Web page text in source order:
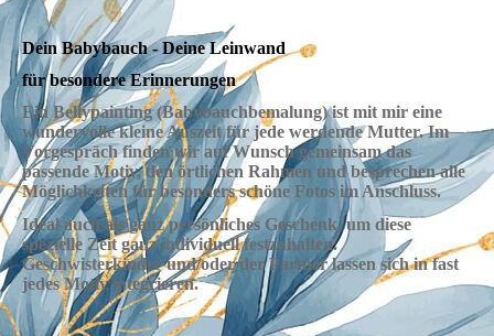
Dein Babybauch - Deine Leinwand
für besondere Erinnerungen
Ein Bellypainting (Babybauchbemalung) ist mit mir eine
wundervolle kleine Auszeit für jede werdende Mutter. Im
Vorgespräch finden wir auf Wunsch gemeinsam das
passende Motiv, den örtlichen Rahmen und besprechen alle
Möglichkeiten für besonders schöne Fotos im Anschluss.
Ideal auch als ganz persönliches Geschenk, um diese
spezielle Zeit ganz individuell festzuhalten.
Geschwisterkinder und/oder der Partner lassen sich in fast
jedes Motiv integrieren.